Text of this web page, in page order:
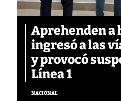
Aprehenden a
ingresó a las
y provocó
Línea 1
NACIONAL